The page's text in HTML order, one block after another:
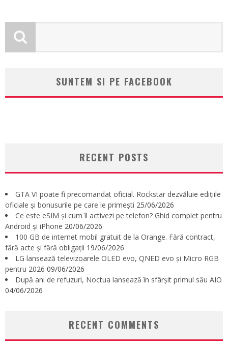
SUNTEM SI PE FACEBOOK
RECENT POSTS
GTA VI poate fi precomandat oficial. Rockstar dezvăluie edițiile
oficiale și bonusurile pe care le primești 25/06/2026
Ce este eSIM și cum îl activezi pe telefon? Ghid complet pentru
Android și iPhone 20/06/2026
100 GB de internet mobil gratuit de la Orange. Fără contract,
fără acte și fără obligații 19/06/2026
LG lansează televizoarele OLED evo, QNED evo și Micro RGB
pentru 2026 09/06/2026
După ani de refuzuri, Noctua lansează în sfârșit primul său AIO
04/06/2026
RECENT COMMENTS